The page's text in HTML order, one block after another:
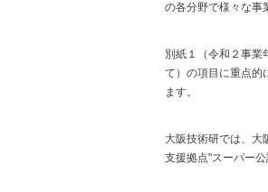
の各分野で様々な事
別紙１（令和２事業
て）の項目に重点的
ます。
大阪技術研では、大
支援拠点"スーパー